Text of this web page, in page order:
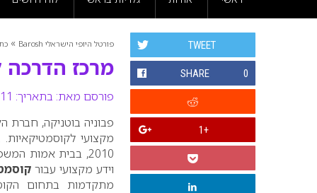
פורטל היופי הישראלי Barosh »
מרכז הדרכה
פורסם מאת: בתאריך: 11 פברואר 2010
TWEET
SHARE 0
+1 פבוניה בוטניקה,
וידע מקצועי עבור
מתקדמות בתחום